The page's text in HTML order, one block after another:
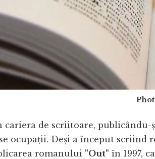
de scriitoare, publicându-
ocupații. Deși a început scriind
romanului "Out" în 1997,